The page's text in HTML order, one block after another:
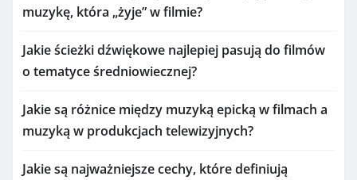
muzykę, która „żyje” w filmie?
Jakie ścieżki dźwiękowe najlepiej pasują do filmów
o tematyce średniowiecznej?
Jakie są różnice między muzyką epicką w filmach a
muzyką w produkcjach telewizyjnych?
Jakie są najważniejsze cechy, które definiują